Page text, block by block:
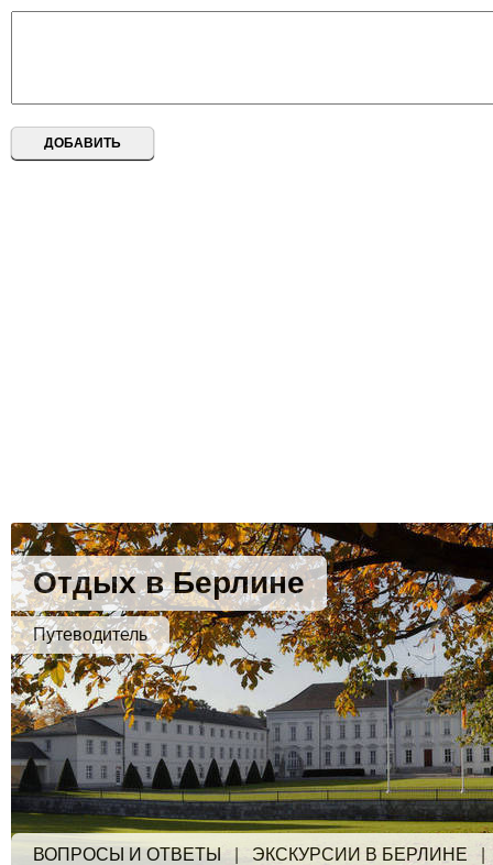
Отдых в Берлине
Путеводитель
ВОПРОСЫ И ОТВЕТЫ ЭКСКУРСИИ В БЕРЛИНЕ